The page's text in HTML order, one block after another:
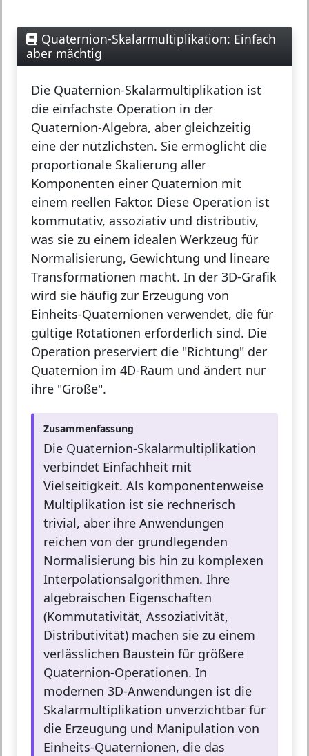
Quaternion-Skalarmultiplikation: Einfach
aber mächtig
Die Quaternion-Skalarmultiplikation ist
die einfachste Operation in der
Quaternion-Algebra, aber gleichzeitig
eine der nützlichsten. Sie ermöglicht die
proportionale Skalierung aller
Komponenten einer Quaternion mit
einem reellen Faktor. Diese Operation ist
kommutativ, assoziativ und distributiv,
was sie zu einem idealen Werkzeug für
Normalisierung, Gewichtung und lineare
Transformationen macht. In der 3D-Grafik
wird sie häufig zur Erzeugung von
Einheits-Quaternionen verwendet, die für
gültige Rotationen erforderlich sind. Die
Operation preserviert die "Richtung" der
Quaternion im 4D-Raum und ändert nur
ihre "Größe".
Zusammenfassung
Die Quaternion-Skalarmultiplikation
verbindet Einfachheit mit
Vielseitigkeit. Als komponentenweise
Multiplikation ist sie rechnerisch
trivial, aber ihre Anwendungen
reichen von der grundlegenden
Normalisierung bis hin zu komplexen
Interpolationsalgorithmen. Ihre
algebraischen Eigenschaften
(Kommutativität, Assoziativität,
Distributivität) machen sie zu einem
verlässlichen Baustein für größere
Quaternion-Operationen. In
modernen 3D-Anwendungen ist die
Skalarmultiplikation unverzichtbar für
die Erzeugung und Manipulation von
Einheits-Quaternionen, die das